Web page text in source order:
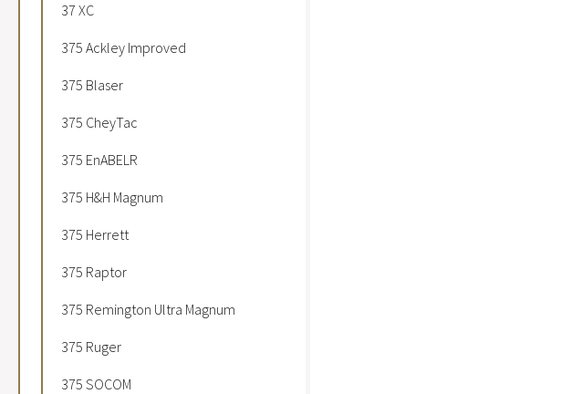
37 XC
375 Ackley Improved
375 Blaser
375 CheyTac
375 EnABELR
375 H&H Magnum
375 Herrett
375 Raptor
375 Remington Ultra Magnum
375 Ruger
375 SOCOM